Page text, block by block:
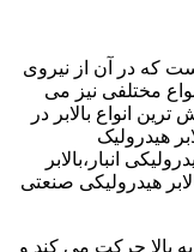
است که در آن از نیروی
مختلفی نیز می
انواع بالابر در
هیدرولیک
انبار،بالابر
هیدرولیکی صنعتی
به بالا حرکت می کند و